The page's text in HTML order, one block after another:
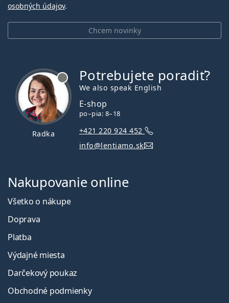
Chcem novinky
osobných údajov.
Radka
Potrebujete poradiť?
We also speak English
E-shop
po–pia: 8–18
+421 220 924 452
info@lentiamo.sk
Nakupovanie online
Všetko o nákupe
Doprava
Platba
Výdajné miesta
Darčekový poukaz
Obchodné podmienky